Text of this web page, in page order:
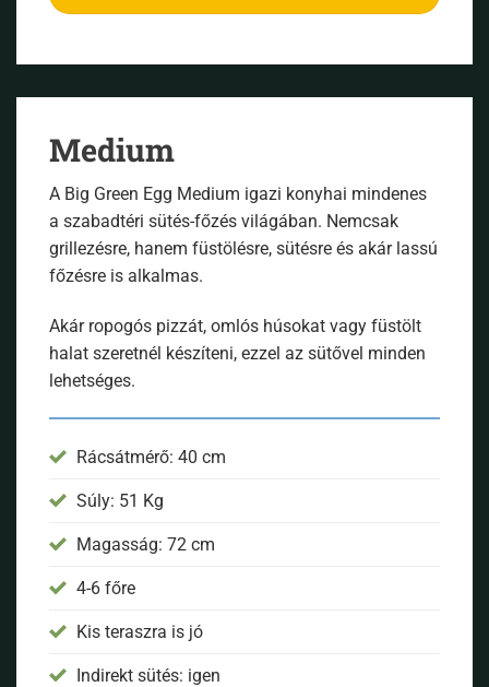
Medium
A Big Green Egg Medium igazi konyhai mindenes
a szabadtéri sütés-főzés világában. Nemcsak
grillezésre, hanem füstölésre, sütésre és akár lassú
főzésre is alkalmas.
Akár ropogós pizzát, omlós húsokat vagy füstölt
halat szeretnél készíteni, ezzel az sütővel minden
lehetséges.
Rácsátmérő: 40 cm
Súly: 51 Kg
Magasság: 72 cm
4-6 főre
Kis teraszra is jó
Indirekt sütés: igen